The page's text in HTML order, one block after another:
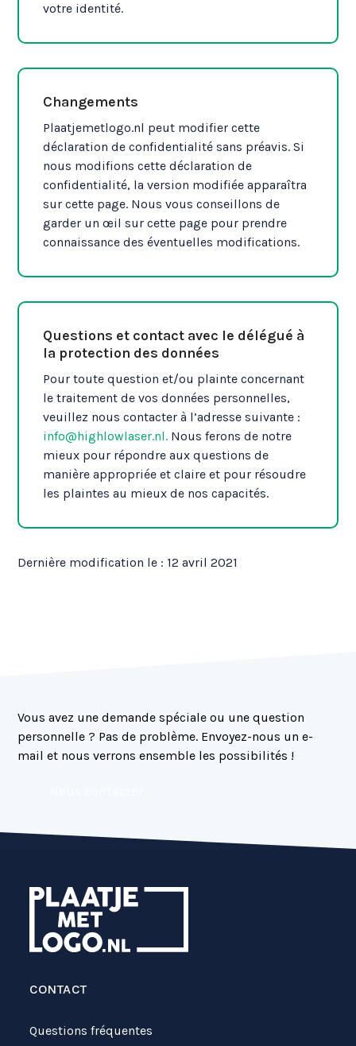
votre identité.
Changements
Plaatjemetlogo.nl peut modifier cette
déclaration de confidentialité sans préavis. Si
nous modifions cette déclaration de
confidentialité, la version modifiée apparaîtra
sur cette page. Nous vous conseillons de
garder un œil sur cette page pour prendre
connaissance des éventuelles modifications.
Questions et contact avec le délégué à
la protection des données
Pour toute question et/ou plainte concernant
le traitement de vos données personnelles,
veuillez nous contacter à l’adresse suivante :
info@highlowlaser.nl. Nous ferons de notre
mieux pour répondre aux questions de
manière appropriée et claire et pour résoudre
les plaintes au mieux de nos capacités.
Dernière modification le : 12 avril 2021
Vous avez une demande spéciale ou une question
personnelle ? Pas de problème. Envoyez-nous un e-
mail et nous verrons ensemble les possibilités !
CONTACT
Questions fréquentes